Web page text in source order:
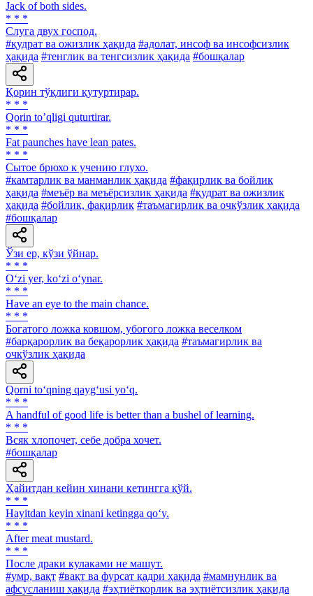
Jack of both sides.
* * *
Слуга двух господ.
#қудрат ва ожизлик ҳақида #адолат, инсоф ва инсофсизлик
ҳақида #тенглик ва тенгсизлик ҳақида #бошқалар
Қорин тўқлиги қутуртирар.
* * *
Qorin toʼqligi quturtirar.
* * *
Fat paunches have lean pates.
* * *
Сытое брюхо к учению глухо.
#камтарлик ва манманлик ҳақида #фақирлик ва бойлик
ҳақида #меъёр ва меъёрсизлик ҳақида #қудрат ва ожизлик
ҳақида #бойлик, фақирлик #таъмагирлик ва очкўзлик ҳақида
#бошқалар
Ўзи ер, кўзи ўйнар.
* * *
O‘zi yer, ko‘zi o‘ynar.
* * *
Have an eye to the main chance.
* * *
Богатого ложка ковшом, убогого ложка веселком
#барқарорлик ва беқарорлик ҳақида #таъмагирлик ва
очкўзлик ҳақида
Qorni to‘qning qayg‘usi yo‘q.
* * *
A handful of good life is better than a bushel of learning.
* * *
Всяк хлопочет, себе добра хочет.
#бошқалар
Ҳайитдан кейин хинани кетингга қўй.
* * *
Hayitdan keyin xinani ketingga qo‘y.
* * *
After meat mustard.
* * *
После драки кулаками не машут.
#умр, вақт #вақт ва фурсат қадри ҳақида #мамнунлик ва
афсусланиш ҳақида #эҳтиёткорлик ва эҳтиётсизлик ҳақида